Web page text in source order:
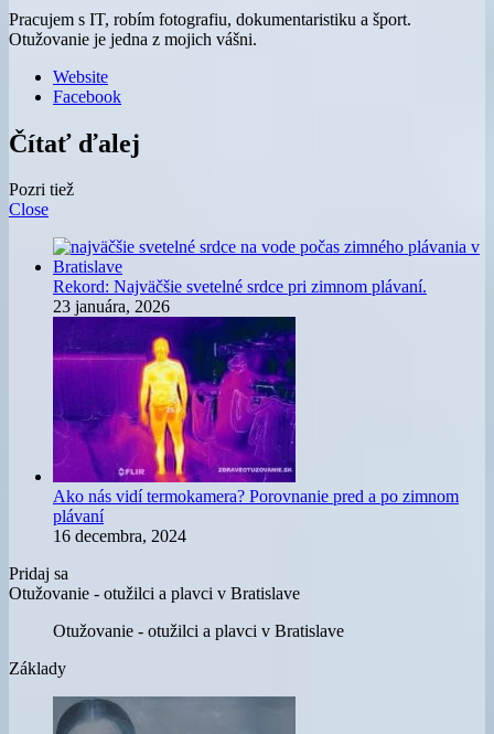
Pracujem s IT, robím fotografiu, dokumentaristiku a šport.
Otužovanie je jedna z mojich vášni.
Website
Facebook
Čítať ďalej
Pozri tiež
Close
Rekord: Najväčšie svetelné srdce pri zimnom plávaní.
23 januára, 2026
Ako nás vidí termokamera? Porovnanie pred a po zimnom
plávaní
16 decembra, 2024
Pridaj sa
Otužovanie - otužilci a plavci v Bratislave
Otužovanie - otužilci a plavci v Bratislave
Základy